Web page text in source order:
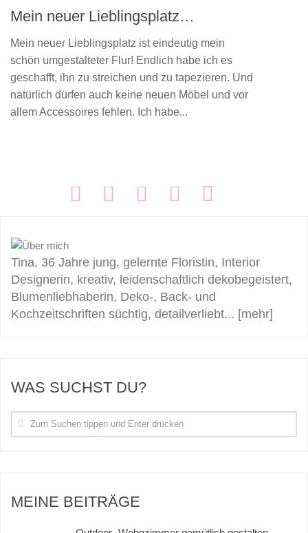
Mein neuer Lieblingsplatz…
Mein neuer Lieblingsplatz ist eindeutig mein
schön umgestalteter Flur! Endlich habe ich es
geschafft, ihn zu streichen und zu tapezieren. Und
natürlich dürfen auch keine neuen Möbel und vor
allem Accessoires fehlen. Ich habe...
Tina, 36 Jahre jung, gelernte Floristin, Interior
Designerin, kreativ, leidenschaftlich dekobegeistert,
Blumenliebhaberin, Deko-, Back- und
Kochzeitschriften süchtig, detailverliebt... [mehr]
WAS SUCHST DU?
MEINE BEITRÄGE